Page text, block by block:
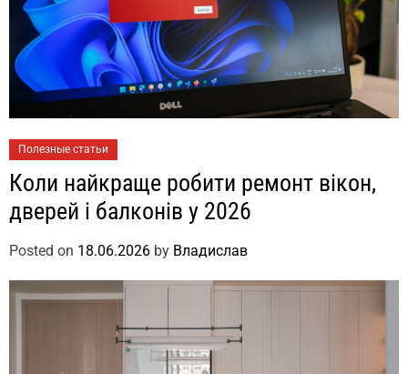
Полезные статьи
Коли найкраще робити ремонт вікон,
дверей і балконів у 2026
Posted on 18.06.2026 by Владислав